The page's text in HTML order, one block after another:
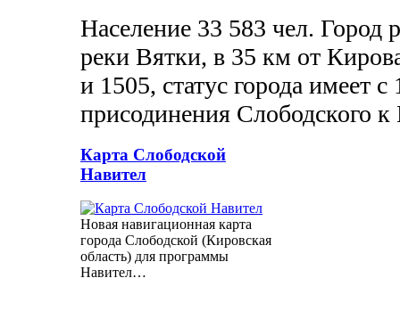
Население 33 583 чел. Город
реки Вятки, в 35 км от
и 1505, статус города имеет
присодинения Слободского к
Карта Слободской
Навител
Новая навигационная карта
города Слободской (Кировская
область) для программы
Навител…